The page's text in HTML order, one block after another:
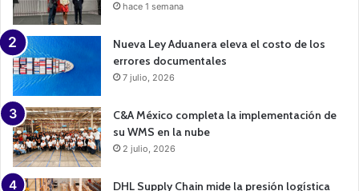
hace 1 semana
Nueva Ley Aduanera eleva el costo de los
errores documentales
7 julio, 2026
C&A México completa la implementación de
su WMS en la nube
2 julio, 2026
DHL Supply Chain mide la presión logística